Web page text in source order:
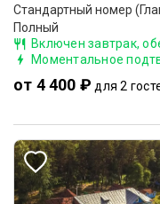
Стандартный номер
Полный
Включен завтрак,
Моментальное
от 4 400 ₽ для 2